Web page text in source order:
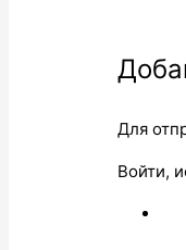
Для
Войти,